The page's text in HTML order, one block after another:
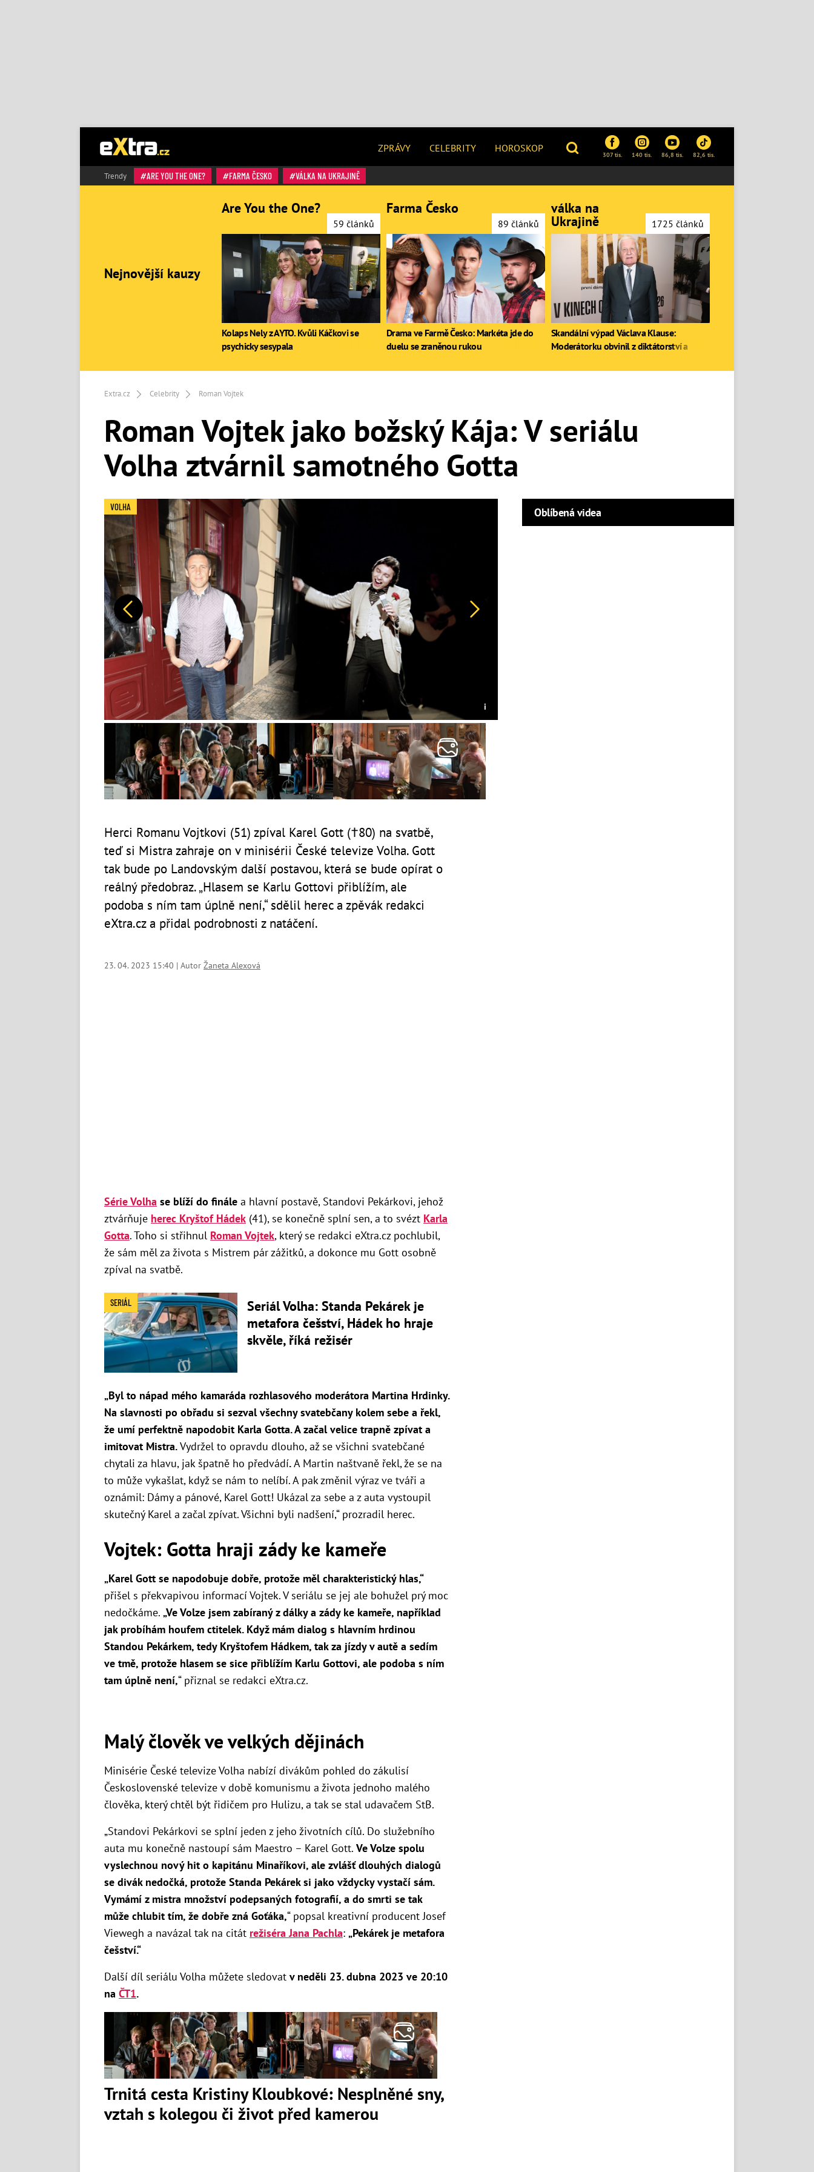
ZPRÁVY CELEBRITY HOROSKOP
307 tis. 140 tis. 86,8 tis. 82,6 tis.
Trendy ARE YOU THE ONE? FARMA ČESKO VÁLKA NA UKRAJINĚ
Extra.cz Celebrity Roman Vojtek
Roman Vojtek jako božský Kája: V seriálu
Volha ztvárnil samotného Gotta
Předchozí Další
VOLHA
Herci Romanu Vojtkovi (51) zpíval Karel Gott (†80) na svatbě,
teď si Mistra zahraje on v minisérii České televize Volha. Gott
tak bude po Landovským další postavou, která se bude opírat o
reálný předobraz. „Hlasem se Karlu Gottovi přiblížím, ale
podoba s ním tam úplně není,“ sdělil herec a zpěvák redakci
eXtra.cz a přidal podrobnosti z natáčení.
23. 04. 2023 15:40 | Autor Žaneta Alexová
Série Volha se blíží do finále a hlavní postavě, Standovi Pekárkovi, jehož
ztvárňuje herec Kryštof Hádek (41), se konečně splní sen, a to svézt Karla
Gotta. Toho si střihnul Roman Vojtek, který se redakci eXtra.cz pochlubil,
že sám měl za života s Mistrem pár zážitků, a dokonce mu Gott osobně
zpíval na svatbě.
SERIÁL
Seriál Volha: Standa Pekárek je
metafora češství, Hádek ho hraje
skvěle, říká režisér
„Byl to nápad mého kamaráda rozhlasového moderátora Martina Hrdinky.
Na slavnosti po obřadu si sezval všechny svatebčany kolem sebe a řekl,
že umí perfektně napodobit Karla Gotta. A začal velice trapně zpívat a
imitovat Mistra.Vydržel to opravdu dlouho, až se všichni svatebčané
chytali za hlavu, jak špatně ho předvádí.A Martin naštvaně řekl, že se na
to může vykašlat, když se nám to nelíbí. A pak změnil výraz ve tváři a
oznámil: Dámy a pánové, Karel Gott! Ukázal za sebe a z auta vystoupil
skutečný Karel a začal zpívat. Všichni byli nadšení,“ prozradil herec.
Vojtek: Gotta hraji zády ke kameře
„Karel Gott se napodobuje dobře, protože měl charakteristický hlas,“
přišel s překvapivou informací Vojtek. V seriálu se jej ale bohužel prý moc
nedočkáme. „Ve Volze jsem zabíraný z dálky a zády ke kameře, například
jak probíhám houfem ctitelek. Když mám dialog s hlavním hrdinou
Standou Pekárkem, tedy Kryštofem Hádkem, tak za jízdy v autě a sedím
ve tmě, protože hlasem se sice přiblížím Karlu Gottovi, ale podoba s ním
tam úplně není,“ přiznal se redakci eXtra.cz.
Malý člověk ve velkých dějinách
Minisérie České televize Volha nabízí divákům pohled do zákulisí
Československé televize v době komunismu a života jednoho malého
člověka, který chtěl být řidičem pro Hulizu, a tak se stal udavačem StB.
„Standovi Pekárkovi se splní jeden z jeho životních cílů. Do služebního
auta mu konečně nastoupí sám Maestro – Karel Gott. Ve Volze spolu
vyslechnou nový hit o kapitánu Minaříkovi, ale zvlášť dlouhých dialogů
se divák nedočká, protože Standa Pekárek si jako vždycky vystačí sám.
Vymámí z mistra množství podepsaných fotografií, a do smrti se tak
může chlubit tím, že dobře zná Goťáka,“ popsal kreativní producent Josef
Viewegh a navázal tak na citát režiséra Jana Pachla: „Pekárek je metafora
češství.“
Další díl seriálu Volha můžete sledovat v neděli 23. dubna 2023 ve 20:10
na ČT1.
Trnitá cesta Kristiny Kloubkové: Nesplněné sny,
vztah s kolegou či život před kamerou
Oblíbená videa
Nejnovější kauzy
Are You the One?
59 článků
Kolaps Nely z AYTO. Kvůli Káčkovi se
psychicky sesypala
Farma Česko
89 článků
Drama ve Farmě Česko: Markéta jde do
duelu se zraněnou rukou
válka na
Ukrajině 1725 článků
Skandální výpad Václava Klause:
Moderátorku obvinil z diktátorství a